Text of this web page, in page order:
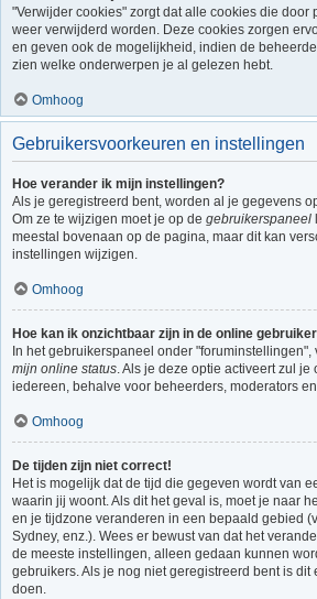
"Verwijder cookies" zorgt dat alle cookies die door
weer verwijderd worden. Deze cookies zorgen
en geven ook de mogelijkheid, indien de
zien welke onderwerpen je al gelezen hebt.
Omhoog
Gebruikersvoorkeuren en instellingen
Hoe verander ik mijn instellingen?
Als je geregistreerd bent, worden al je gegevens
Om ze te wijzigen moet je op de gebruikerspaneel
meestal bovenaan op de pagina, maar dit kan
instellingen wijzigen.
Omhoog
Hoe kan ik onzichtbaar zijn in de online
In het gebruikerspaneel onder "foruminstellingen",
mijn online status. Als je deze optie activeert zul
iedereen, behalve voor beheerders, moderators
Omhoog
De tijden zijn niet correct!
Het is mogelijk dat de tijd die gegeven wordt van
waarin jij woont. Als dit het geval is, moet je naar
en je tijdzone veranderen in een bepaald gebied
Sydney, enz.). Wees er bewust van dat het
de meeste instellingen, alleen gedaan kunnen
gebruikers. Als je nog niet geregistreerd bent is dit
doen.